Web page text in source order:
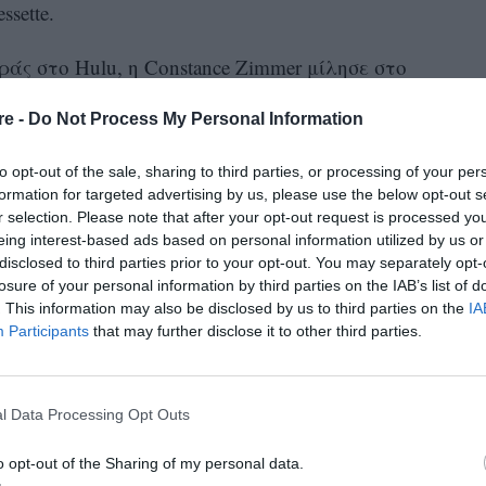
- Do Not Process My Personal Information
opt-out of the sale, sharing to third parties, or processing of your
for targeted advertising by us, please use the below opt-out
selection. Please note that after your opt-out request is processed
interest-based ads based on personal information utilized by us
to third parties prior to your opt-out. You may separately
of your personal information by third parties on the IAB’s list of
This information may also be disclosed by us to third parties on the
Participants that may further disclose it to other third parties.
Data Processing Opt Outs
opt-out of the Sharing of my personal data.
στο Hulu, η Constance Zimmer μίλησε στο
της Carolyn, λέγοντας ότι ήταν
συγκλονιστικός χαρακτήρας που είχα την
είναι ίδιες για κάθε άνθρωπο. Είτε
όλοι να ταυτιστούμε με το να ερωτευόμαστε
την αγάπη. Το πιο δύσκολο κομμάτι είναι
, σημείωσε η Zimmer, αναφερόμενη στην
συντριβή του 1999, που στοίχισε τη ζωή
της, Lauren.
συγκλονιστικό, αλλά πιστεύω ότι ήταν